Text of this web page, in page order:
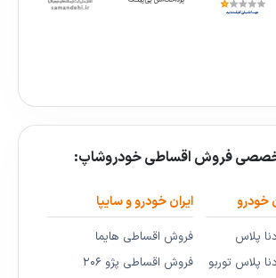
فروش اقساطی خودروشاپ:
خودرو
پلاس
پلاس توربو
ایران خودرو و سایپا
فروش اقساطی هایما
فروش اقساطی پژو ۲۰۶